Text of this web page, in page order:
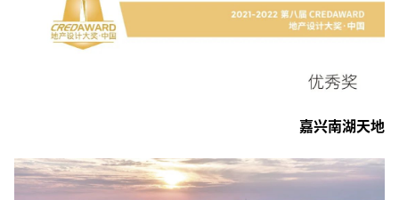
嘉兴南湖天地